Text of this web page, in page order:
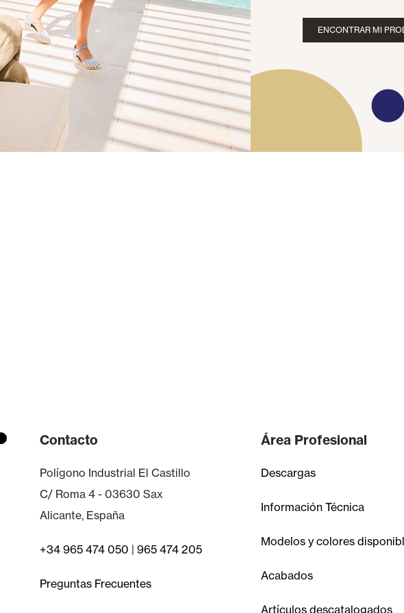
ENCONTRAR MI
Contacto
Polígono Industrial El Castillo
C/ Roma 4 - 03630 Sax
Alicante, España
+34 965 474 050 | 965 474 205
Preguntas Frecuentes
Área Profesional
Descargas
Información Técnica
Modelos y colores
Acabados
Artículos descatalogados